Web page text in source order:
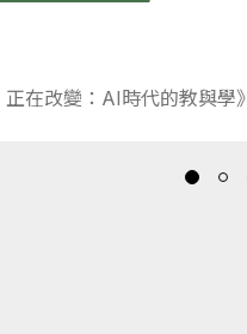
在改變：AI時代的教與學》